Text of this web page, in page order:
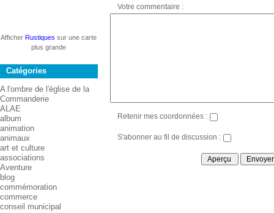
AfficherRustiques sur une carte
plus grande
Catégories
A l'ombre de l'église de la
Commanderie
ALAE
album
animation
animaux
art et culture
associations
Aventure
blog
commémoration
commerce
conseil municipal
Votre commentaire :
Retenir mes coordonnées :
S'abonner au fil de discussion :